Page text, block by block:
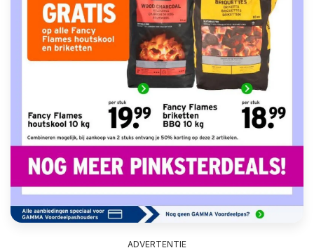
ADVERTENTIE